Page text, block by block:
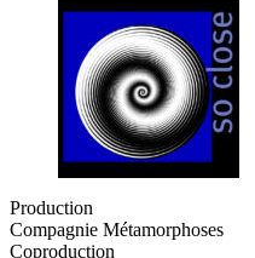
Production
Compagnie Métamorphoses
Coproduction